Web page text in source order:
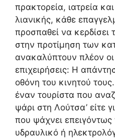
πρακτορεία, ιατρεία
λιανικής, κάθε
προσπαθεί να κερδίσει
στην προτίμηση των
ανακαλύπτουν πλέον οι
επιχειρήσεις: Η
οθόνη του κινητού τους.
έναν τουρίστα που
ψάρι στη Λούτσα’ είτε
που ψάχνει επειγόντως
υδραυλικό ή